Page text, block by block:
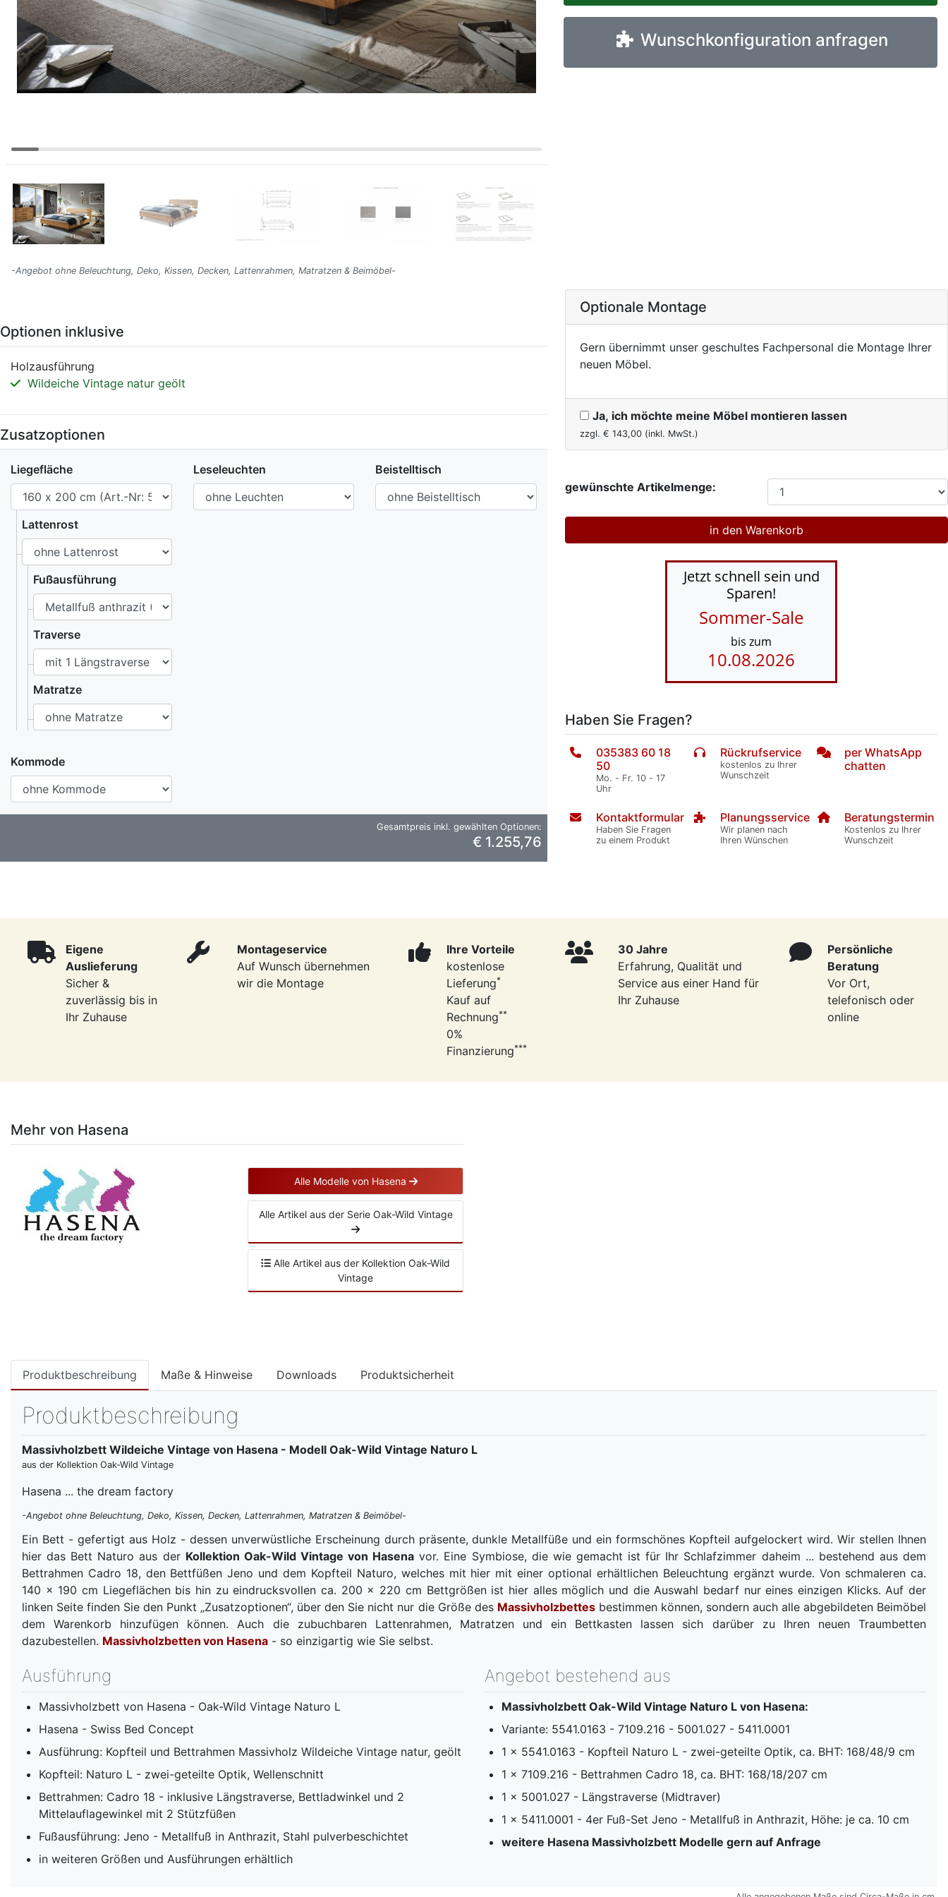
-Angebot ohne Beleuchtung, Deko, Kissen, Decken, Lattenrahmen, Matratzen & Beimöbel-
Wunschkonfiguration anfragen
Optionen inklusive
Holzausführung
Wildeiche Vintage natur geölt
Zusatzoptionen
Liegefläche
Lattenrost
Fußausführung
Traverse
Matratze
Leseleuchten Beistelltisch
Kommode
Gesamtpreis inkl. gewählten Optionen:
€ 1.255,76
Optionale Montage
Gern übernimmt unser geschultes Fachpersonal die Montage Ihrer
neuen Möbel.
Ja, ich möchte meine Möbel montieren lassen
zzgl. € 143,00 (inkl. MwSt.)
gewünschte Artikelmenge:
Jetzt schnell sein und
Sparen!
Sommer-Sale
bis zum
10.08.2026
Haben Sie Fragen?
035383 60 18
50
Mo. - Fr. 10 - 17
Uhr
Rückrufservice
kostenlos zu Ihrer
Wunschzeit
per WhatsApp
chatten
Kontaktformular
Haben Sie Fragen
zu einem Produkt
Planungsservice
Wir planen nach
Ihren Wünschen
Beratungstermin
Kostenlos zu Ihrer
Wunschzeit
Eigene
Auslieferung
Sicher &
zuverlässig bis in
Ihr Zuhause
Montageservice
Auf Wunsch übernehmen
wir die Montage
Ihre Vorteile
kostenlose
Lieferung*
Kauf auf
Rechnung**
0%
Finanzierung***
30 Jahre
Erfahrung, Qualität und
Service aus einer Hand für
Ihr Zuhause
Persönliche
Beratung
Vor Ort,
telefonisch oder
online
Mehr von Hasena
Alle Modelle von Hasena
Alle Artikel aus der Serie Oak-Wild Vintage
Alle Artikel aus der Kollektion Oak-Wild
Vintage
Produktbeschreibung Maße & Hinweise Downloads Produktsicherheit
Produktbeschreibung
Massivholzbett Wildeiche Vintage von Hasena - Modell Oak-Wild Vintage Naturo L
aus der Kollektion Oak-Wild Vintage
Hasena ... the dream factory
-Angebot ohne Beleuchtung, Deko, Kissen, Decken, Lattenrahmen, Matratzen & Beimöbel-
Ein Bett - gefertigt aus Holz - dessen unverwüstliche Erscheinung durch präsente, dunkle Metallfüße und ein formschönes Kopfteil aufgelockert wird. Wir stellen Ihnen
hier das Bett Naturo aus der Kollektion Oak-Wild Vintage von Hasena vor. Eine Symbiose, die wie gemacht ist für Ihr Schlafzimmer daheim ... bestehend aus dem
Bettrahmen Cadro 18, den Bettfüßen Jeno und dem Kopfteil Naturo, welches mit hier mit einer optional erhältlichen Beleuchtung ergänzt wurde. Von schmaleren ca.
140 x 190 cm Liegeflächen bis hin zu eindrucksvollen ca. 200 x 220 cm Bettgrößen ist hier alles möglich und die Auswahl bedarf nur eines einzigen Klicks. Auf der
linken Seite finden Sie den Punkt „Zusatzoptionen“, über den Sie nicht nur die Größe des Massivholzbettesbestimmen können, sondern auch alle abgebildeten Beimöbel
dem Warenkorb hinzufügen können. Auch die zubuchbaren Lattenrahmen, Matratzen und ein Bettkasten lassen sich darüber zu Ihren neuen Traumbetten
dazubestellen. Massivholzbetten von Hasena - so einzigartig wie Sie selbst.
Ausführung
Massivholzbett von Hasena - Oak-Wild Vintage Naturo L
Hasena - Swiss Bed Concept
Ausführung: Kopfteil und Bettrahmen Massivholz Wildeiche Vintage natur, geölt
Kopfteil: Naturo L - zwei-geteilte Optik, Wellenschnitt
Bettrahmen: Cadro 18 - inklusive Längstraverse, Bettladwinkel und 2
Mittelauflagewinkel mit 2 Stützfüßen
Fußausführung: Jeno - Metallfuß in Anthrazit, Stahl pulverbeschichtet
in weiteren Größen und Ausführungen erhältlich
Angebot bestehend aus
Massivholzbett Oak-Wild Vintage Naturo L von Hasena:
Variante: 5541.0163 - 7109.216 - 5001.027 - 5411.0001
1 x 5541.0163 - Kopfteil Naturo L - zwei-geteilte Optik, ca. BHT: 168/48/9 cm
1 x 7109.216 - Bettrahmen Cadro 18, ca. BHT: 168/18/207 cm
1 x 5001.027 - Längstraverse (Midtraver)
1 x 5411.0001 - 4er Fuß-Set Jeno - Metallfuß in Anthrazit, Höhe: je ca. 10 cm
weitere Hasena Massivholzbett Modelle gern auf Anfrage